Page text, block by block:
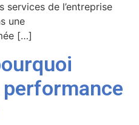
de l’entreprise
une
[…]